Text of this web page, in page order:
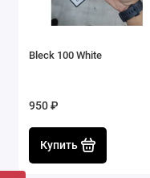
Bleck 100 White
950 ₽
Купить